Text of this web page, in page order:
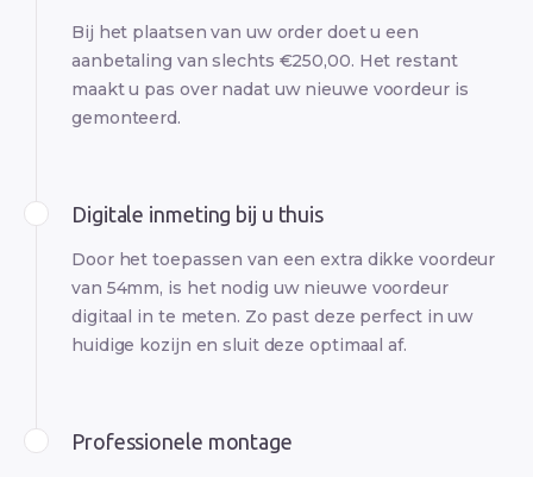
Bij het plaatsen van uw order doet u een
aanbetaling van slechts €250,00. Het restant
maakt u pas over nadat uw nieuwe voordeur is
gemonteerd.
Digitale inmeting bij u thuis
Door het toepassen van een extra dikke voordeur
van 54mm, is het nodig uw nieuwe voordeur
digitaal in te meten. Zo past deze perfect in uw
huidige kozijn en sluit deze optimaal af.
Professionele montage